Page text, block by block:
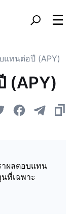
แทนต่อปี (APY)
(APY)
ผลตอบแทน
ที่เฉพาะ